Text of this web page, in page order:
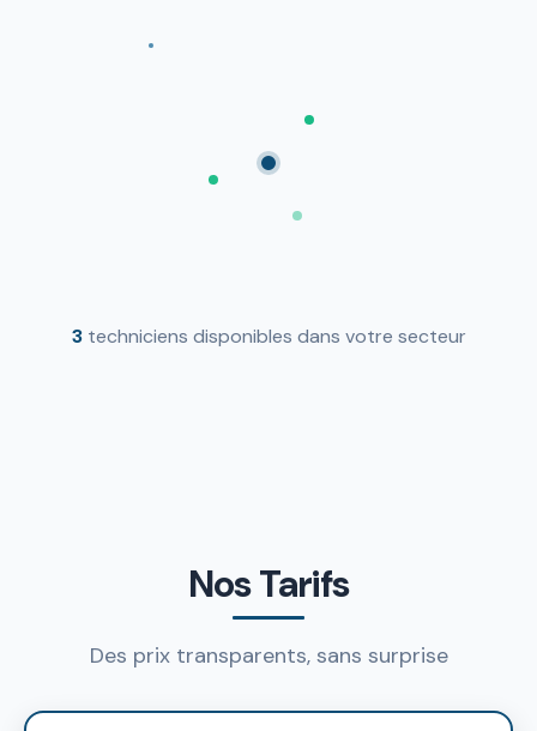
3techniciens disponibles dans votre secteur
Nos Tarifs
Des prix transparents, sans surprise